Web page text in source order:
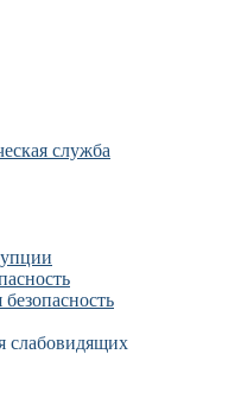
служба
слабовидящих